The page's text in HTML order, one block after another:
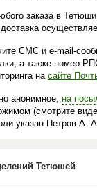
заказа в Тетюши
СМС и e-mail-
а также номер
на сайте
анонимное, на
(смотрите
указан Петров А.
Тетюшей